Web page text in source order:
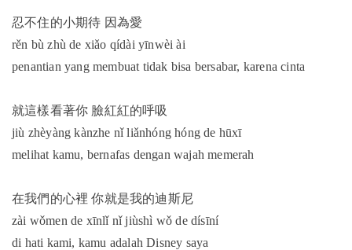
忍不住的小期待 因為愛
rěn bù zhù de xiǎo qídài yīnwèi ài
penantian yang membuat tidak bisa bersabar, karena cinta
就這樣看著你 臉紅紅的呼吸
jiù zhèyàng kànzhe nǐ liǎnhóng hóng de hūxī
melihat kamu, bernafas dengan wajah memerah
在我們的心裡 你就是我的迪斯尼
zài wǒmen de xīnlǐ nǐ jiùshì wǒ de dísīní
di hati kami, kamu adalah Disney saya